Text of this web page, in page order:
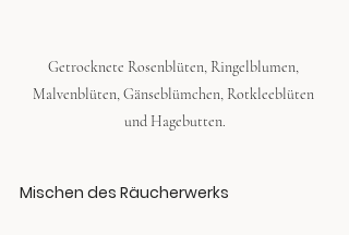
Getrocknete Rosenblüten, Ringelblumen,
Malvenblüten, Gänseblümchen, Rotkleeblüten
und Hagebutten.
Mischen des Räucherwerks